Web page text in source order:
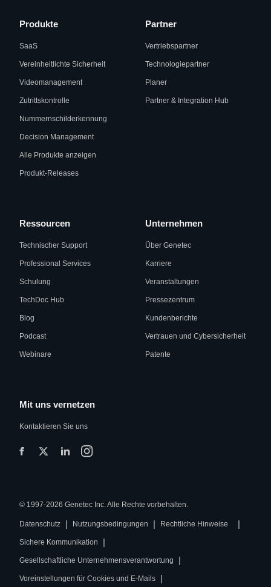
Produkte
SaaS
Vereinheitlichte Sicherheit
Videomanagement
Zutrittskontrolle
Nummernschilderkennung
Decision Management
Alle Produkte anzeigen
Produkt-Releases
Partner
Vertriebspartner
Technologiepartner
Planer
Partner & Integration Hub
Ressourcen
Technischer Support
Professional Services
Schulung
TechDoc Hub
Blog
Podcast
Webinare
Unternehmen
Über Genetec
Karriere
Veranstaltungen
Pressezentrum
Kundenberichte
Vertrauen und Cybersicherheit
Patente
Mit uns vernetzen
Kontaktieren Sie uns
© 1997-2026 Genetec Inc. Alle Rechte vorbehalten.
Datenschutz | Nutzungsbedingungen | Rechtliche Hinweise |
Sichere Kommunikation |
Gesellschaftliche Unternehmensverantwortung |
Voreinstellungen für Cookies und E-Mails |